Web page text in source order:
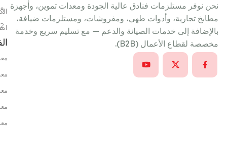
نحن نوفر مستلزمات فنادق عالية الجودة ومعدات تموين، وأجهزة
مطابخ تجارية، وأدوات طهي، ومفروشات، ومستلزمات ضيافة،
بالإضافة إلى خدمات الصيانة والدعم — مع تسليم سريع وخدمة
مخصصة لقطاع الأعمال (B2B).
٩ شارع سعد الدين عمر، خلف بتروجيت، النزهة الجديدة، القاهرة، مصر